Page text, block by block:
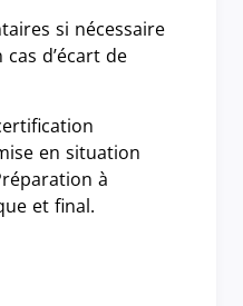
si nécessaire
d’écart de
en situation
à
et final.